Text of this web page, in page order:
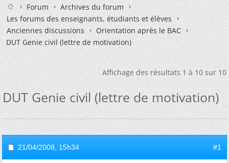
Forum
Archives du forum
Les forums des enseignants, étudiants et élèves
Anciennes discussions
Orientation après le BAC
DUT Genie civil (lettre de motivation)
Affichage des résultats 1 à 10 sur 10
DUT Genie civil (lettre de motivation)
21/04/2008, 15h34 #1